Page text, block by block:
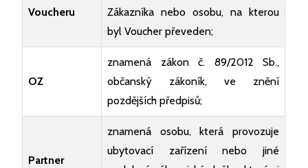
Voucheru
Zákazníka nebo osobu, na kterou
byl Voucher převeden;
OZ
znamená zákon č. 89/2012 Sb.,
občanský zákoník, ve znění
pozdějších předpisů;
Partner
znamená osobu, která provozuje
ubytovací zařízení nebo jiné